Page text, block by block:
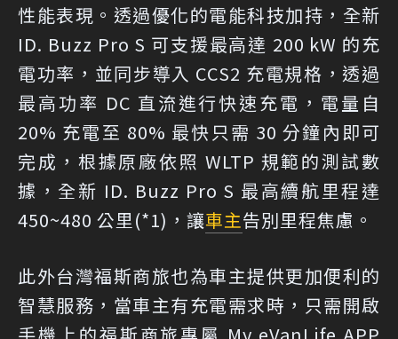
性能表現。透過優化的電能科技加持，全新
ID. Buzz Pro S 可支援最高達 200 kW 的充
電功率，並同步導入 CCS2 充電規格，透過
最高功率 DC 直流進行快速充電，電量自
20% 充電至 80% 最快只需 30 分鐘內即可
完成，根據原廠依照 WLTP 規範的測試數
據，全新 ID. Buzz Pro S 最高續航里程達
450~480 公里(*1)，讓車主告別里程焦慮。
此外台灣福斯商旅也為車主提供更加便利的
智慧服務，當車主有充電需求時，只需開啟